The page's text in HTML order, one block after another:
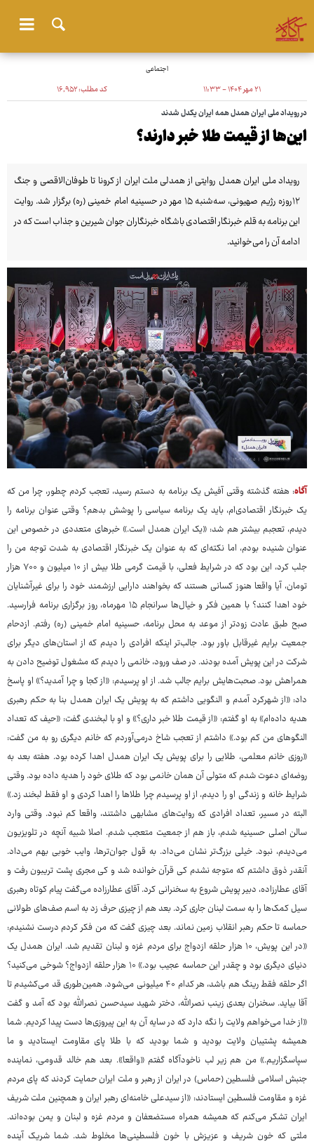
اجتماعی
۲۱ مهر ۱۴۰۴ - ۱۱:۳۳ کد مطلب:۱۶٬۹۵۲
در رویداد ملی ایران همدل همه ایران یکدل شدند
این‌ها از قیمت طلا خبر دارند؟
رویداد ملی ایران همدل روایتی از همدلی ملت ایران از کرونا تا طوفان‌الاقصی و جنگ
۱۲روزه رژیم صهیونی، سه‌شنبه ۱۵ مهر در حسینیه امام خمینی (ره) برگزار شد. روایت
این برنامه به قلم خبرنگار اقتصادی باشگاه خبرنگاران جوان شیرین و جذاب است که در
ادامه آن را می‌خوانید.
آگاه: هفته گذشته وقتی آفیش یک برنامه به دستم رسید، تعجب کردم چطور، چرا من که
یک خبرنگار اقتصادی‌ام، باید یک برنامه سیاسی را پوشش بدهم؟ وقتی عنوان برنامه را
دیدم، تعجبم بیشتر هم شد: «یک ایران همدل است.» خبرهای متعددی در خصوص این
عنوان شنیده بودم، اما نکته‌ای که به عنوان یک خبرنگار اقتصادی به شدت توجه من را
جلب کرد، این بود که در شرایط فعلی، با قیمت گرمی طلا بیش از ۱۰ میلیون و ۷۰۰ هزار
تومان، آیا واقعا هنوز کسانی هستند که بخواهند دارایی ارزشمند خود را برای غیرآشنایان
خود اهدا کنند؟ با همین فکر و خیال‌ها سرانجام ۱۵ مهرماه، روز برگزاری برنامه فرارسید.
صبح طبق عادت زودتر از موعد به محل برنامه، حسینیه امام خمینی (ره) رفتم. ازدحام
جمعیت برایم غیرقابل باور بود. جالب‌تر اینکه افرادی را دیدم که از استان‌های دیگر برای
شرکت در این پویش آمده بودند. در صف ورود، خانمی را دیدم که مشغول توضیح دادن به
همراهش بود. صحبت‌هایش برایم جالب شد. از او پرسیدم: «از کجا و چرا آمدید؟» او پاسخ
داد: «از شهرکرد آمدم و النگویی داشتم که به پویش یک ایران همدل بنا به حکم رهبری
هدیه داده‌ام» به او گفتم: «از قیمت طلا خبر داری؟» و او با لبخندی گفت: «حیف که تعداد
النگوهای من کم بود.» داشتم از تعجب شاخ درمی‌آوردم که خانم دیگری رو به من گفت:
«روزی خانم معلمی، طلایی را برای پویش یک ایران همدل اهدا کرده بود. هفته بعد به
روضه‌ای دعوت شدم که متولی آن همان خانمی بود که طلای خود را هدیه داده بود. وقتی
شرایط خانه و زندگی او را دیدم، از او پرسیدم چرا طلاها را اهدا کردی و او فقط لبخند زد.»
البته در مسیر، تعداد افرادی که روایت‌های مشابهی داشتند، واقعا کم نبود. وقتی وارد
سالن اصلی حسینیه شدم، باز هم از جمعیت متعجب شدم. اصلا شبیه آنچه در تلویزیون
می‌دیدم، نبود. خیلی بزرگ‌تر نشان می‌داد. به قول جوان‌ترها، وایب خوبی بهم می‌داد.
آنقدر ذوق داشتم که متوجه نشدم کی قرآن خوانده شد و کی مجری پشت تریبون رفت و
آقای عطارزاده، دبیر پویش شروع به سخنرانی کرد. آقای عطارزاده می‌گفت پیام کوتاه رهبری
سیل کمک‌ها را به سمت لبنان جاری کرد. بعد هم از چیزی حرف زد به اسم صف‌های طولانی
حماسه تا حکم رهبر انقلاب زمین نماند. بعد چیزی گفت که من فکر کردم درست نشنیدم:
«در این پویش، ۱۰ هزار حلقه ازدواج برای مردم غزه و لبنان تقدیم شد. ایران همدل یک
دنیای دیگری بود و چقدر این حماسه عجیب بود.» ۱۰ هزار حلقه ازدواج؟ شوخی می‌کنید؟
اگر حلقه فقط رینگ هم باشد، هر کدام ۴۰ میلیونی می‌شود. همین‌طوری قد می‌کشیدم تا
آقا بیاید. سخنران بعدی زینب نصرالله، دختر شهید سیدحسن نصرالله بود که آمد و گفت
«از خدا می‌خواهم ولایت را نگه‌ دارد که در سایه آن به این پیروزی‌ها دست پیدا کردیم. شما
همیشه پشتیبان ولایت بودید و شما بودید که با طلا پای مقاومت ایستادید و ما
سپاسگزاریم.» من هم زیر لب ناخودآگاه گفتم «واقعا». بعد هم خالد قدومی، نماینده
جنبش اسلامی فلسطین (حماس) در ایران از رهبر و ملت ایران حمایت کردند که پای مردم
غزه و مقاومت فلسطین ایستادند: «از سیدعلی خامنه‌ای رهبر ایران و همچنین ملت شریف
ایران تشکر می‌کنم که همیشه همراه مستضعفان و مردم غزه و لبنان و یمن بوده‌اند.
ملتی که خون شریف و عزیزش با خون فلسطینی‌ها مخلوط شد. شما شریک آینده